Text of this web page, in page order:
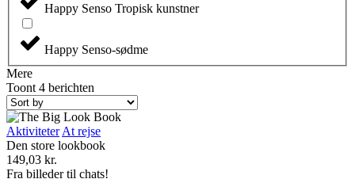
Happy Senso Tropisk kunstner
Happy Senso-sødme
Mere
Toont 4 berichten
Aktiviteter At rejse
Den store lookbook
149,03 kr.
Fra billeder til chats!